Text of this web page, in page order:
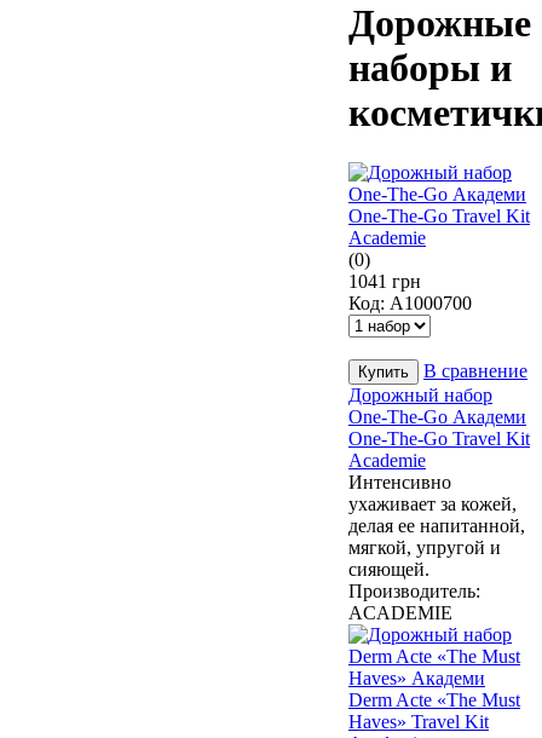
Дорожные
наборы и
(0)
1041 грн
Код: A1000700
В сравнение
Дорожный набор
One-The-Go Академи
One-The-Go Travel Kit
Academie
Интенсивно
ухаживает за кожей,
делая ее напитанной,
мягкой, упругой и
сияющей.
Производитель:
ACADEMIE